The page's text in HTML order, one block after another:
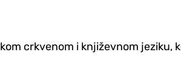
crkvenom i književnom